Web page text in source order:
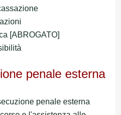
[ABROGATO]
penale esterna
penale esterna